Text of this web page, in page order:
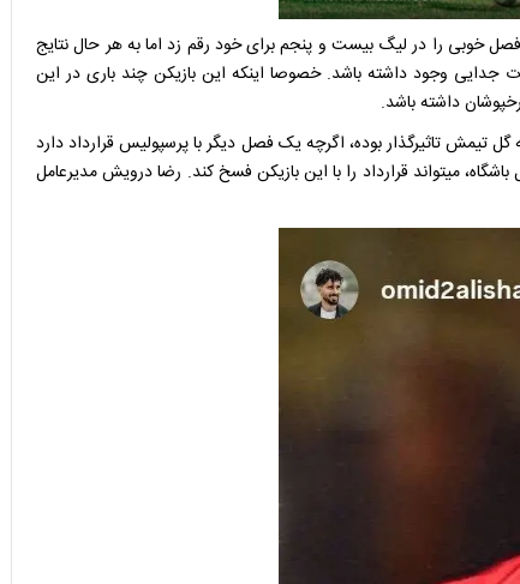
می‌گذارد که فصل خوبی را در لیگ بیست و پنجم برای خود رقم زد اما به هر حال نتایج
وجود داشته باشد. خصوصا اینکه این بازیکن چند باری در این
داشته باشد.
داده و روی سه گل تیمش تاثیرگذار بوده، اگرچه یک فصل دیگر با پرسپولیس قرارداد دارد
میتواند قرارداد را با این بازیکن فسخ کند. رضا درویش مدیرعامل